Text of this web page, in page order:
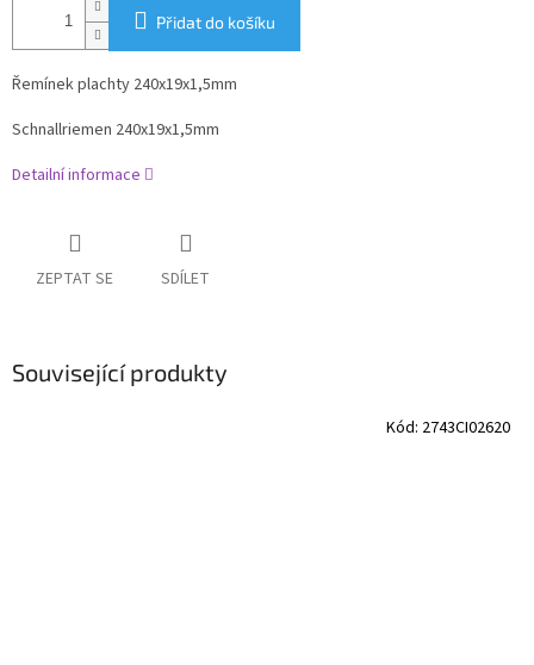
Přidat do košíku
Řemínek plachty 240x19x1,5mm
Schnallriemen 240x19x1,5mm
Detailní informace
ZEPTAT SE SDÍLET
Související produkty
Kód: 2743CI02620